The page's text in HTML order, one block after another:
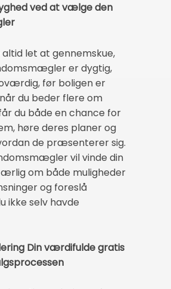
ved at vælge den
let at gennemskue,
er dygtig,
før boligen er
du beder flere om
du både en chance for
høre deres planer og
de præsenterer sig.
vil vinde din
om både muligheder
og foreslå
ikke selv havde
Din værdifulde gratis